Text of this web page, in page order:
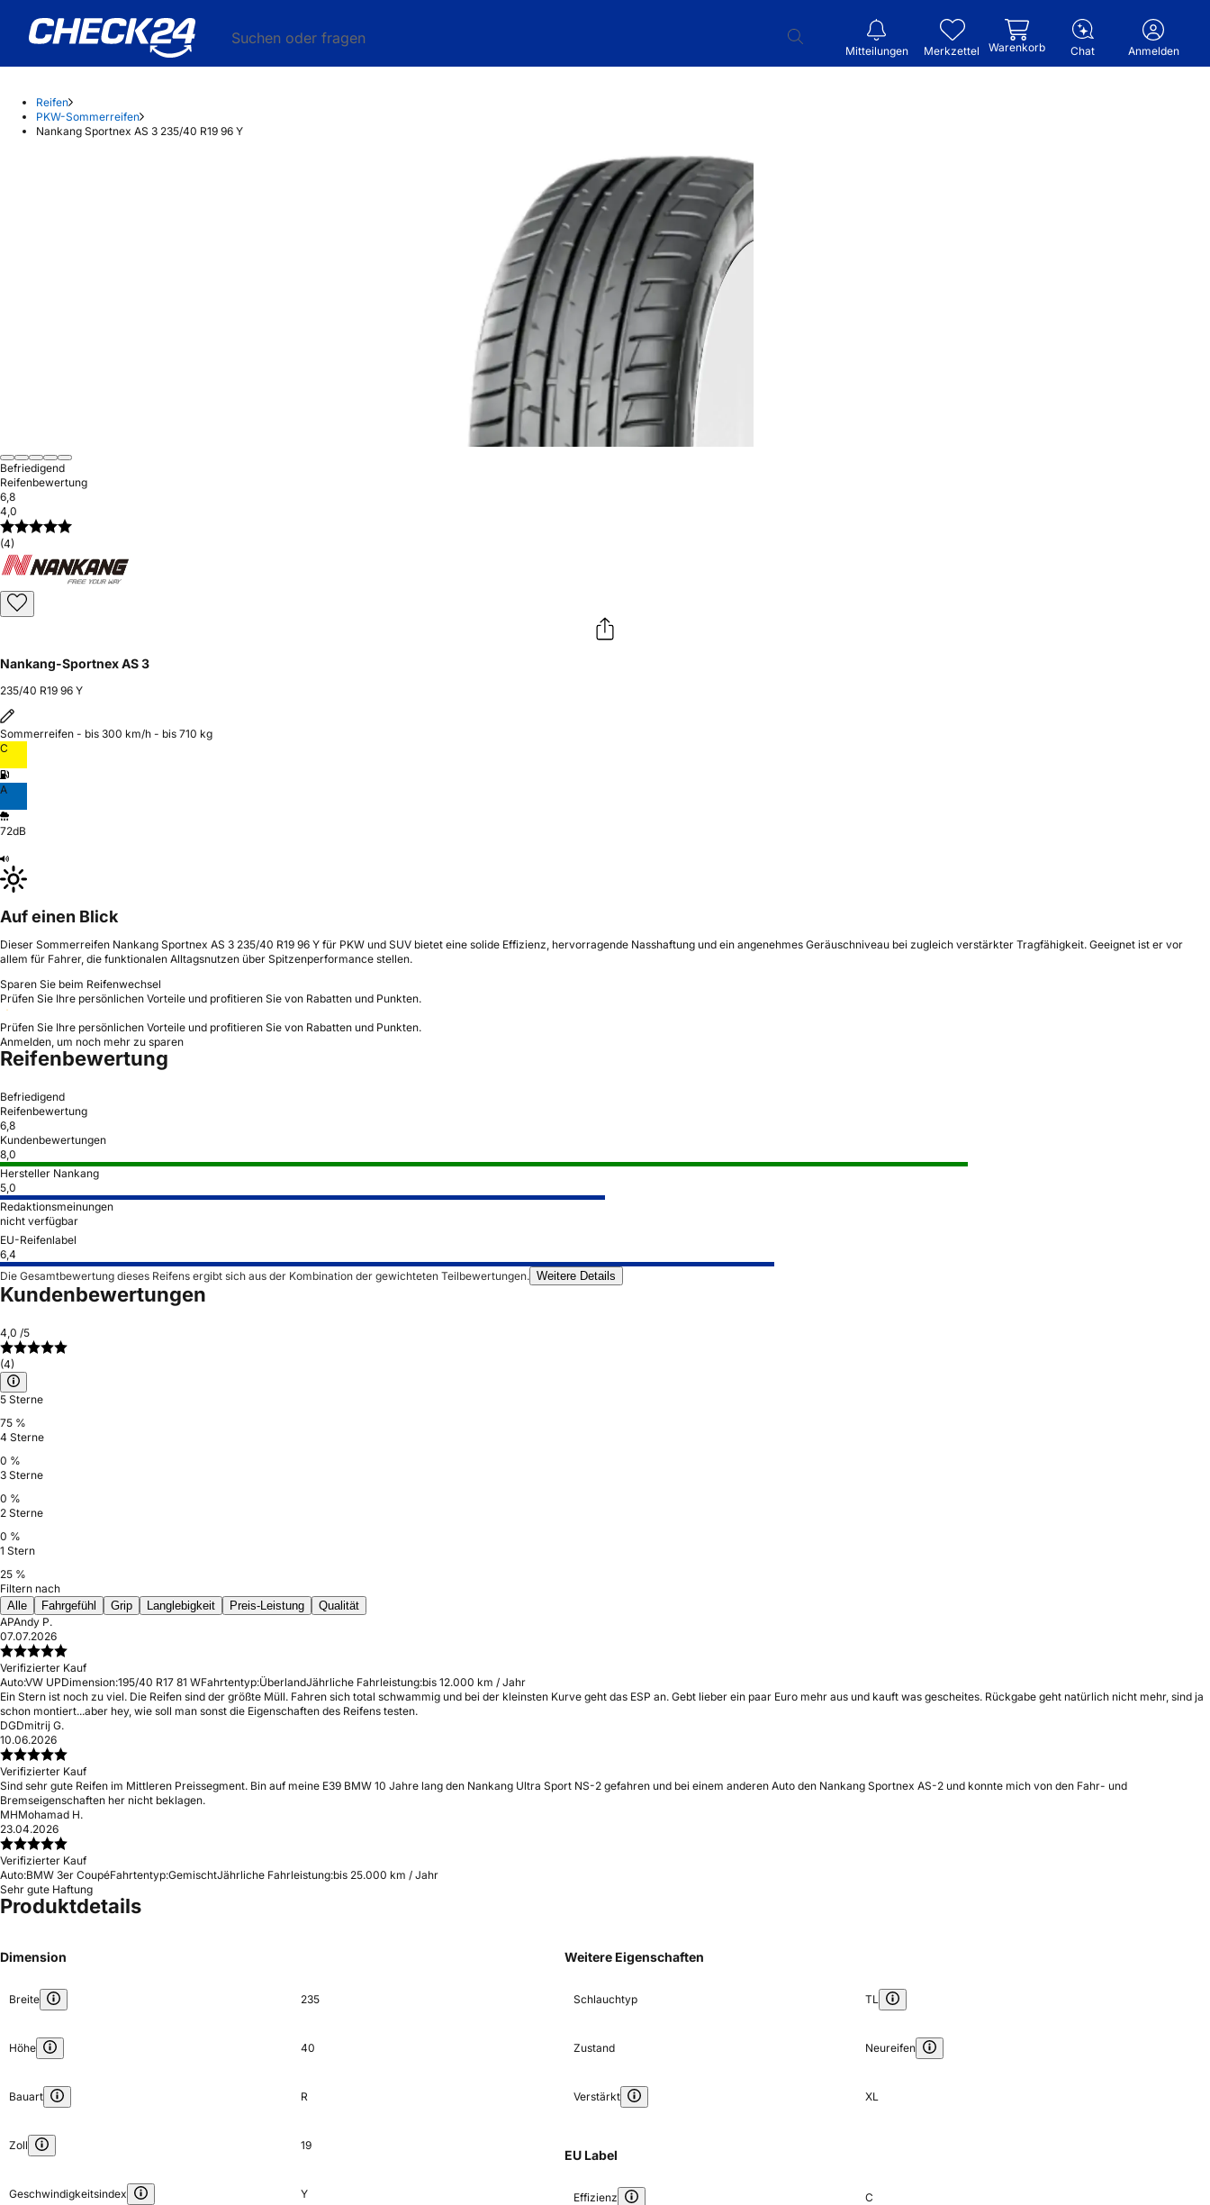
Suchen oder fragen
Mitteilungen Merkzettel Warenkorb Chat Anmelden
Reifen
PKW-Sommerreifen
Nankang Sportnex AS 3 235/40 R19 96 Y
Befriedigend
Reifenbewertung
6,8
4,0
(4)
Nankang-Sportnex AS 3
235/40 R19 96 Y
Sommerreifen - bis 300 km/h - bis 710 kg
C
A
72dB
Auf einen Blick
Dieser Sommerreifen Nankang Sportnex AS 3 235/40 R19 96 Y für PKW und SUV bietet eine solide Effizienz, hervorragende Nasshaftung und ein angenehmes Geräuschniveau bei zugleich verstärkter Tragfähigkeit. Geeignet ist er vor
allem für Fahrer, die funktionalen Alltagsnutzen über Spitzenperformance stellen.
Sparen Sie beim Reifenwechsel
Prüfen Sie Ihre persönlichen Vorteile und profitieren Sie von Rabatten und Punkten.
Prüfen Sie Ihre persönlichen Vorteile und profitieren Sie von Rabatten und Punkten.
Anmelden, um noch mehr zu sparen
Reifenbewertung
Befriedigend
Reifenbewertung
6,8
Kundenbewertungen
8,0
Hersteller Nankang
5,0
Redaktionsmeinungen
nicht verfügbar
EU-Reifenlabel
6,4
Die Gesamtbewertung dieses Reifens ergibt sich aus der Kombination der gewichteten Teilbewertungen. Weitere Details
Kundenbewertungen
4,0 /5
(4)
5 Sterne
75 %
4 Sterne
0 %
3 Sterne
0 %
2 Sterne
0 %
1 Stern
25 %
Filtern nach
Alle
Fahrgefühl Grip Langlebigkeit Preis-Leistung
Qualität
APAndy P.
07.07.2026
Verifizierter Kauf
Auto:VW UPDimension:195/40 R17 81 WFahrtentyp:ÜberlandJährliche Fahrleistung:bis 12.000 km / Jahr
Ein Stern ist noch zu viel. Die Reifen sind der größte Müll. Fahren sich total schwammig und bei der kleinsten Kurve geht das ESP an. Gebt lieber ein paar Euro mehr aus und kauft was gescheites. Rückgabe geht natürlich nicht mehr, sind ja
schon montiert...aber hey, wie soll man sonst die Eigenschaften des Reifens testen.
DGDmitrij G.
10.06.2026
Verifizierter Kauf
Sind sehr gute Reifen im Mittleren Preissegment. Bin auf meine E39 BMW 10 Jahre lang den Nankang Ultra Sport NS-2 gefahren und bei einem anderen Auto den Nankang Sportnex AS-2 und konnte mich von den Fahr- und
Bremseigenschaften her nicht beklagen.
MHMohamad H.
23.04.2026
Verifizierter Kauf
Auto:BMW 3er CoupéFahrtentyp:GemischtJährliche Fahrleistung:bis 25.000 km / Jahr
Sehr gute Haftung
Produktdetails
Dimension
Breite 235
Höhe 40
Bauart R
Zoll 19
Geschwindigkeitsindex Y
Weitere Eigenschaften
Schlauchtyp TL
Zustand Neureifen
Verstärkt XL
EU Label
Effizienz C